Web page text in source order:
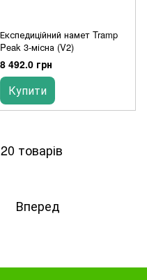
Експедиційний намет Tramp
Peak 3-місна (V2)
8 492.0 грн
Купити
товарів
Вперед